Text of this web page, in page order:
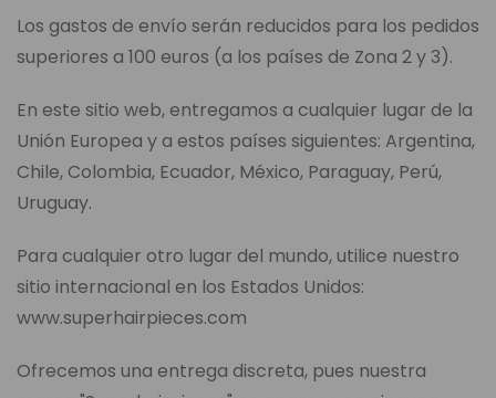
Los gastos de envío serán reducidos para los pedidos
superiores a 100 euros (a los países de Zona 2 y 3).
En este sitio web, entregamos a cualquier lugar de la
Unión Europea y a estos países siguientes: Argentina,
Chile, Colombia, Ecuador, México, Paraguay, Perú,
Uruguay.
Para cualquier otro lugar del mundo, utilice nuestro
sitio internacional en los Estados Unidos:
www.superhairpieces.com
Ofrecemos una entrega discreta, pues nuestra